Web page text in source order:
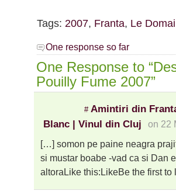
Tags: 2007, Franta, Le
One response so far
One Response to
Pouilly Fume 2007”
# Amintiri din
Blanc | Vinul din Cluj
on 22
[…] somon pe paine neagra
si mustar boabe -vad ca si Dan
altoraLike this:LikeBe the first